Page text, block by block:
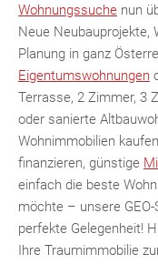
Wohnungssuche nun
Neue Neubauprojekte,
Planung in ganz
Eigentumswohnungen
Terrasse, 2 Zimmer, 3
oder sanierte
Wohnimmobilien
finanzieren, günstige
einfach die beste
möchte – unsere
perfekte Gelegenheit!
Ihre Traumimmobilie